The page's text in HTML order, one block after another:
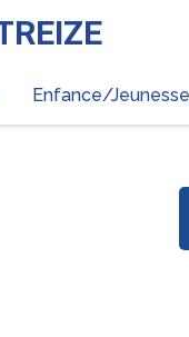
Enfance/Jeunesse